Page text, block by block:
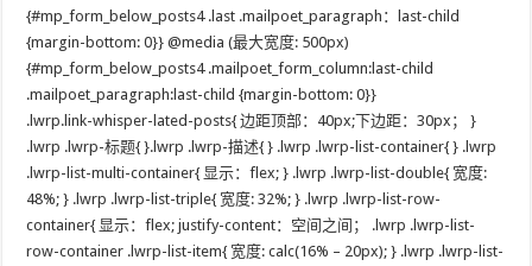
{#mp_form_below_posts4 .last .mailpoet_paragraph：last-child
{margin-bottom: 0}} @media (最大宽度: 500px)
{#mp_form_below_posts4 .mailpoet_form_column:last-child
.mailpoet_paragraph:last-child {margin-bottom: 0}}
.lwrp.link-whisper-lated-posts{ 边距顶部：40px;下边距：30px； }
.lwrp .lwrp-标题{ }.lwrp .lwrp-描述{ } .lwrp .lwrp-list-container{ } .lwrp
.lwrp-list-multi-container{ 显示：flex; } .lwrp .lwrp-list-double{ 宽度:
48%; } .lwrp .lwrp-list-triple{ 宽度: 32%; } .lwrp .lwrp-list-row-
container{ 显示：flex; justify-content：空间之间； .lwrp .lwrp-list-
row-container .lwrp-list-item{ 宽度: calc(16% – 20px); } .lwrp .lwrp-list-